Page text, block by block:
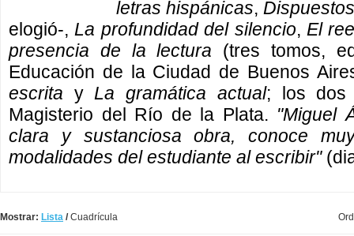
letras hispánicas,
elogió-, La profundidad del silencio, El
presencia de la lectura (tres tomos,
Educación de la Ciudad de Buenos
escrita y La gramática actual; los dos
Magisterio del Río de la Plata. "Miguel
clara y sustanciosa obra, conoce
modalidades del estudiante al escribir"
Mostrar: Lista /Cuadrícula